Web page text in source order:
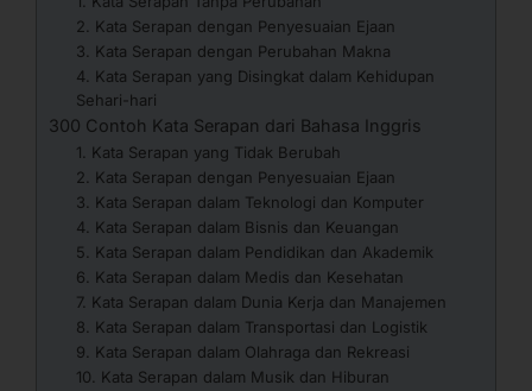
2. Kata Serapan dengan Penyesuaian Ejaan
3. Kata Serapan dengan Perubahan Makna
4. Kata Serapan yang Disingkat dalam Kehidupan
Sehari-hari
300 Contoh Kata Serapan dari Bahasa Inggris
1. Kata Serapan yang Tidak Berubah
2. Kata Serapan dengan Penyesuaian Ejaan
3. Kata Serapan dalam Teknologi dan Komputer
4. Kata Serapan dalam Bisnis dan Keuangan
5. Kata Serapan dalam Pendidikan dan Akademik
6. Kata Serapan dalam Medis dan Kesehatan
7. Kata Serapan dalam Dunia Kerja dan Manajemen
8. Kata Serapan dalam Transportasi dan Logistik
9. Kata Serapan dalam Olahraga dan Rekreasi
10. Kata Serapan dalam Musik dan Hiburan